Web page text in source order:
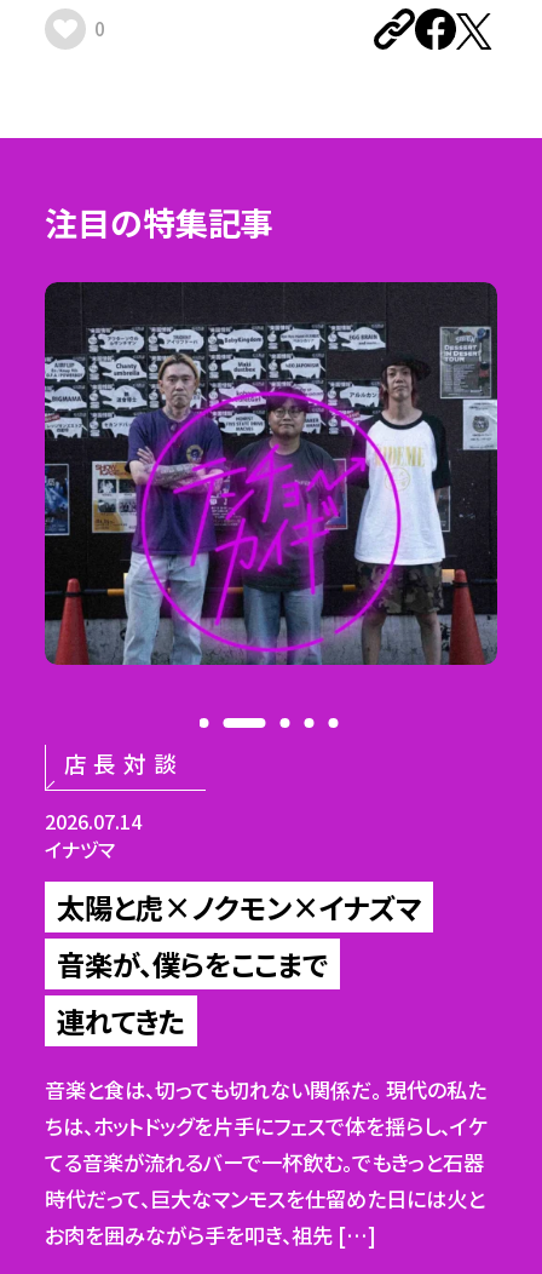
0
注目の特集記事
コラボ企画
2026.06.09
【テンチョーカイギ番外編】
海と山のあいだで
島のこれからを耕す、
奈留島の店長の話
長崎県・五島列島の奈留島に、『アウトドアカフェ 島
の山小屋』という一軒のカフェがある。島の憩いの場
でもあるこの場所。山小屋、と聞くと山頂に建ってい
るイメージだけれど、すぐ目の前には青い海！さす
出張テンチョー
2026.05.26
ベーカリー バカンス × ル・クロワッサン・ド・バカンス
【バカンス、奈留島へ行く#3】
職人の味を、子どもたちへ！
手探りで挑んだパンづくり体験
前回の【バカンス、奈留島へ行く#2】は…… 長い移
動を経て、ついに奈留島へ上陸したチームバカンス。
初日のメインイベントは、奈留島初の出張パン屋「バ
カンスマルシェ」だった。 どれだけの人が来てくれる
のか、始まるまではまった […]
店長対談
2026.07.28
イナズマ
太陽と虎×ノクモン×イナズマ
誰かにとって心地いい場所は、
やっぱり街に必要だ
ライブハウスとは、実は和製英語だ。ライブホールで
もライブ会場でもなく、ライブに“ハウス＝家”がくっ
ついているのは、なんだか興味深い。 その一方で、家
のように心地よく感じる飲食店は、自宅でも職場で
もない“サードプレイス”と […]
店長対談
2026.07.14
イナヅマ
太陽と虎×ノクモン×イナズマ
音楽が、僕らをここまで
連れてきた
音楽と食は、切っても切れない関係だ。 現代の私た
ちは、ホットドッグを片手にフェスで体を揺らし、イケ
てる音楽が流れるバーで一杯飲む。でもきっと石器
時代だって、巨大なマンモスを仕留めた日には火と
お肉を囲みながら手を叩き、祖先 […]
出張テンチョー
2026.06.23
ベーカリー バカンス × ル・クロワッサン・ド・バカンス
【バカンス奈留島へ行く#4】
ついに最終回！
奈留島が教えてくれた、
パン屋の原点
前回の【バカンス、奈留島へ行く#3】は……
PM12:30 島の憩いの場に、バカンスのパンが並ぶ
パンづくり体験を終えたチームバカンスが向かった
先は、『島の山小屋』。 東京から奈留島に移住し、空き